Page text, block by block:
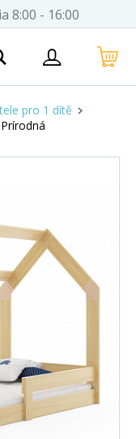
8:00 - 16:00
pro 1 dítě